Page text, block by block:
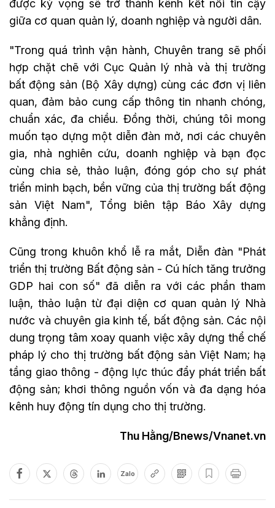
được kỳ vọng sẽ trở thành kênh kết nối tin cậy
giữa cơ quan quản lý, doanh nghiệp và người dân.
"Trong quá trình vận hành, Chuyên trang sẽ phối
hợp chặt chẽ với Cục Quản lý nhà và thị trường
bất động sản (Bộ Xây dựng) cùng các đơn vị liên
quan, đảm bảo cung cấp thông tin nhanh chóng,
chuẩn xác, đa chiều. Đồng thời, chúng tôi mong
muốn tạo dựng một diễn đàn mở, nơi các chuyên
gia, nhà nghiên cứu, doanh nghiệp và bạn đọc
cùng chia sẻ, thảo luận, đóng góp cho sự phát
triển minh bạch, bền vững của thị trường bất động
sản Việt Nam", Tổng biên tập Báo Xây dựng
khẳng định.
Cũng trong khuôn khổ lễ ra mắt, Diễn đàn "Phát
triển thị trường Bất động sản - Cú hích tăng trưởng
GDP hai con số" đã diễn ra với các phần tham
luận, thảo luận từ đại diện cơ quan quản lý Nhà
nước và chuyên gia kinh tế, bất động sản. Các nội
dung trọng tâm xoay quanh việc xây dựng thể chế
pháp lý cho thị trường bất động sản Việt Nam; hạ
tầng giao thông - động lực thúc đẩy phát triển bất
động sản; khơi thông nguồn vốn và đa dạng hóa
kênh huy động tín dụng cho thị trường.
Thu Hằng/Bnews/Vnanet.vn
Zalo